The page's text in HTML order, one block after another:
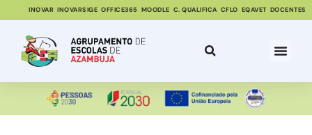
INOVAR INOVARSIGE OFFICE365 MOODLE C. QUALIFICA CFLO EQAVET DOCENTES